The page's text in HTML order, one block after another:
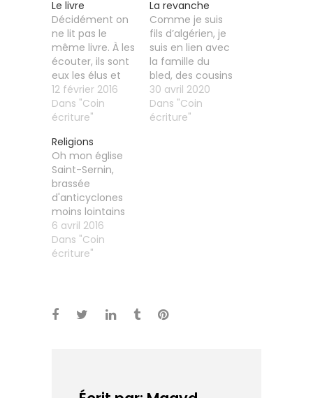
Le livre
Décidément on
ne lit pas le
même livre. À les
écouter, ils sont
eux les élus et
nous les
dégénérés. Ils
ont du bol de
arrogés la bonne
place, de s'être
assis du bon
côté de
l'éternité. Moi je
ne me paie pas
ce luxe. Je ne
suis…
12 février 2016
Dans "Coin
écriture"
La revanche
Comme je suis
fils d’algérien, je
suis en lien avec
la famille du
bled, des cousins
que je vois tous
les mois d’août
et qui sont
30 avril 2020
Dans "Coin
écriture"
Religions
Oh mon église
Saint-Sernin,
brassée
d'anticyclones
moins lointains
que ceux des
Açores. C'est
dimanche et
et chauds, des
courants d'airs à
mort, le ton est
6 avril 2016
Dans "Coin
écriture"